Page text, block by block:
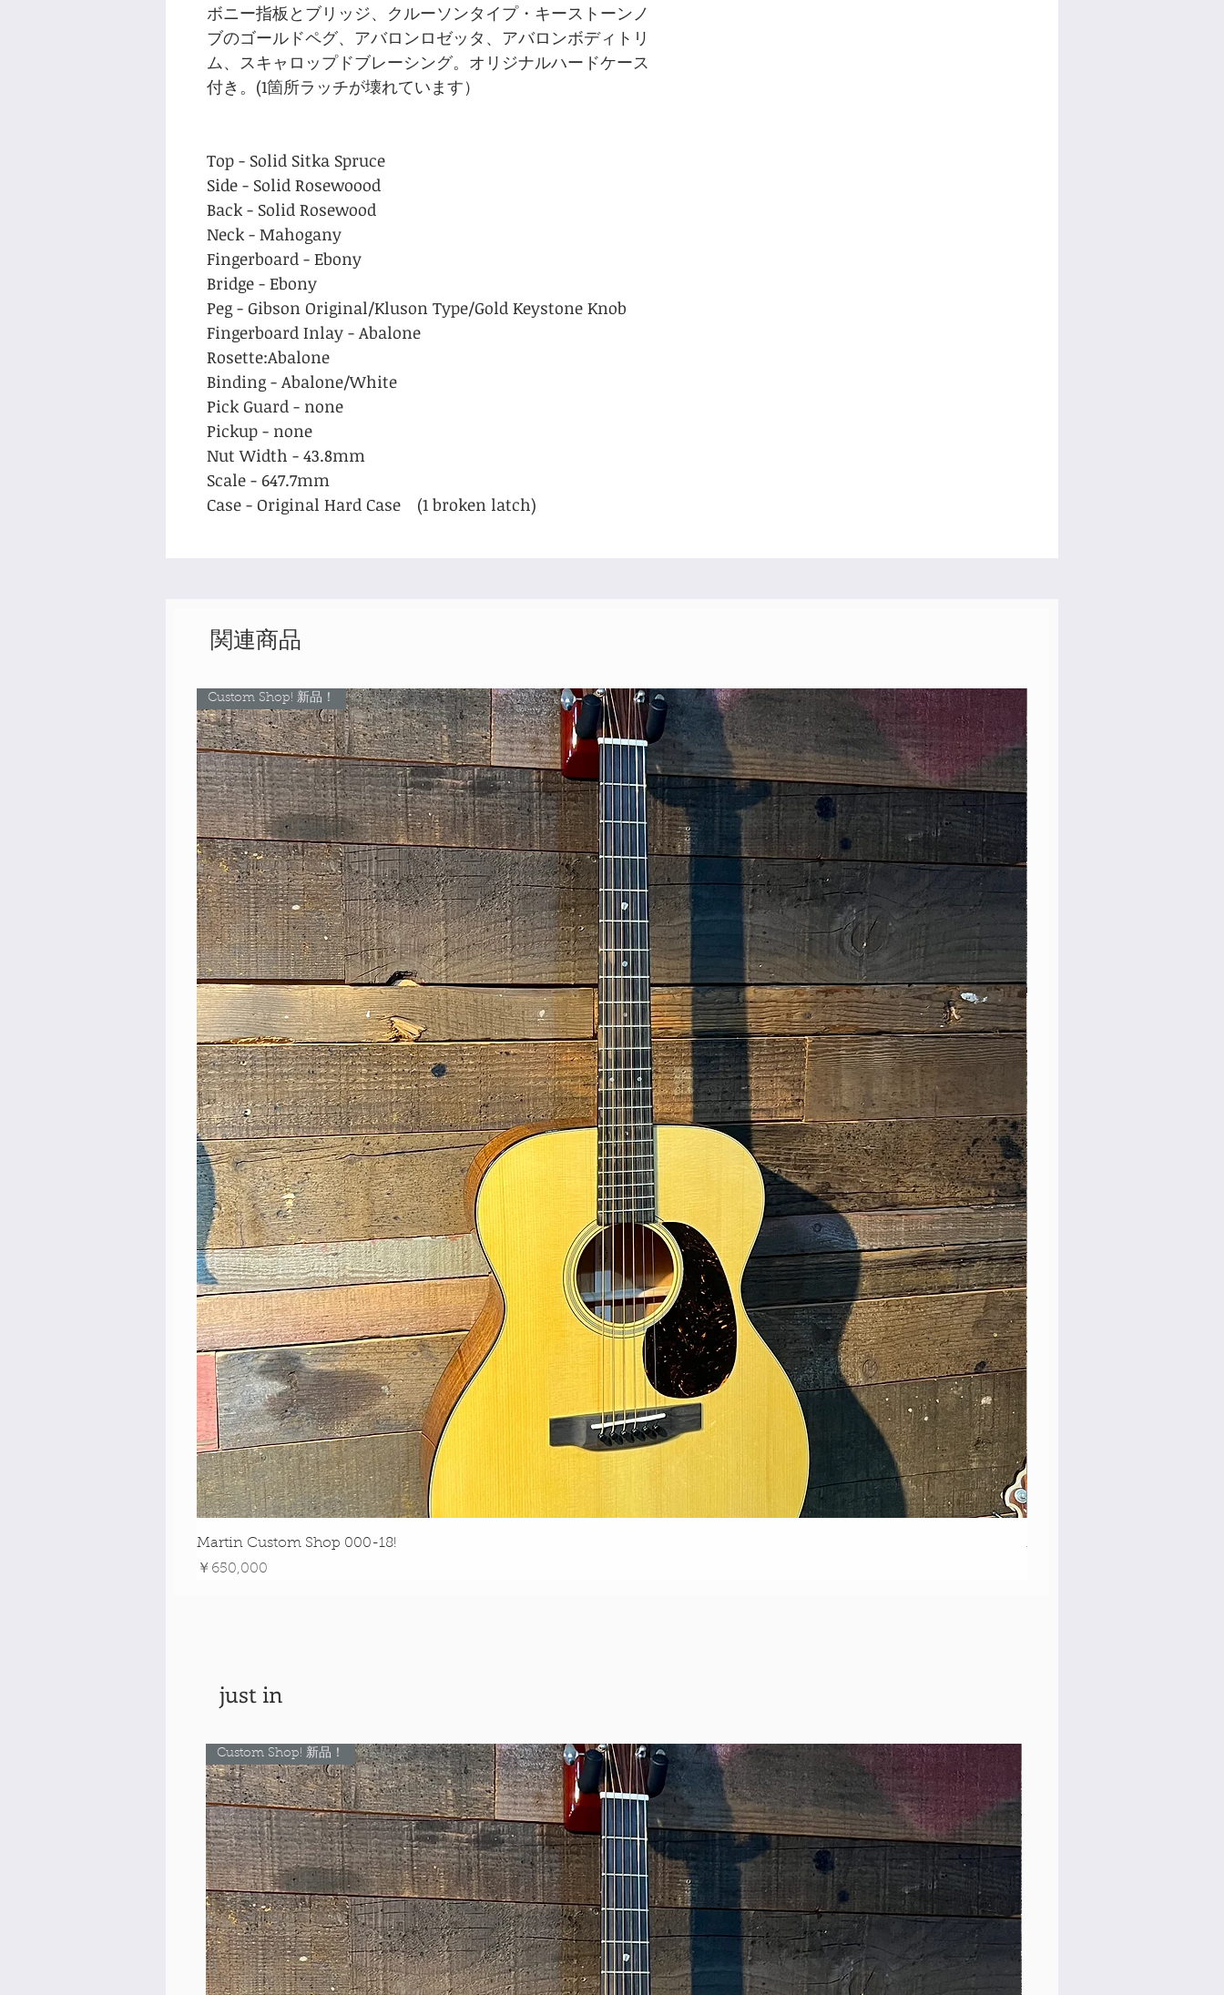
ボニー指板とブリッジ、クルーソンタイプ・キーストーンノ
ブのゴールドペグ、アバロンロゼッタ、アバロンボディトリ
ム、スキャロップドブレーシング。オリジナルハードケース
付き。(1箇所ラッチが壊れています）
Top - Solid Sitka Spruce
Side - Solid Rosewoood
Back - Solid Rosewood
Neck - Mahogany
Fingerboard - Ebony
Bridge - Ebony
Peg - Gibson Original/Kluson Type/Gold Keystone Knob
Fingerboard Inlay - Abalone
Rosette:Abalone
Binding - Abalone/White
Pick Guard - none
Pickup - none
Nut Width - 43.8mm
Scale - 647.7mm
Case - Original Hard Case (1 broken latch)
関連商品
Custom Shop! 新品！
Martin Custom Shop 000-18!
価格
￥650,000
Martin 0-28 Custom Shop
just in
Custom Shop! 新品！